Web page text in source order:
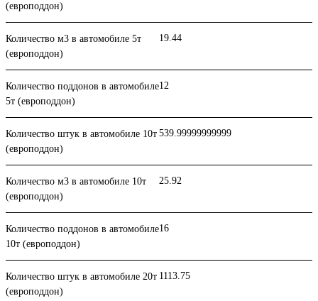
(европоддон)
Количество м3 в автомобиле 5т
(европоддон)
19.44
Количество поддонов в автомобиле
5т (европоддон)
12
Количество штук в автомобиле 10т
(европоддон)
539.99999999999
Количество м3 в автомобиле 10т
(европоддон)
25.92
Количество поддонов в автомобиле
10т (европоддон)
16
Количество штук в автомобиле 20т
(европоддон)
1113.75